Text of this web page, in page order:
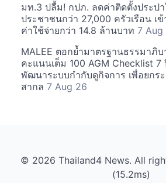
มท.3 ปลื้ม! กปภ. ลดค่าติดตั้งประป
ประชาชนกว่า 27,000 ครัวเรือน เ
ค่าใช้จ่ายกว่า 14.8 ล้านบาท 7 Aug
MALEE ตอกย้ำมาตรฐานธรรมาภิบ
คะแนนเต็ม 100 AGM Checklist
พัฒนาระบบกำกับดูกิจการ เพื่อยกร
สากล 7 Aug 26
© 2026 Thailand4 News. All
(15.2ms)